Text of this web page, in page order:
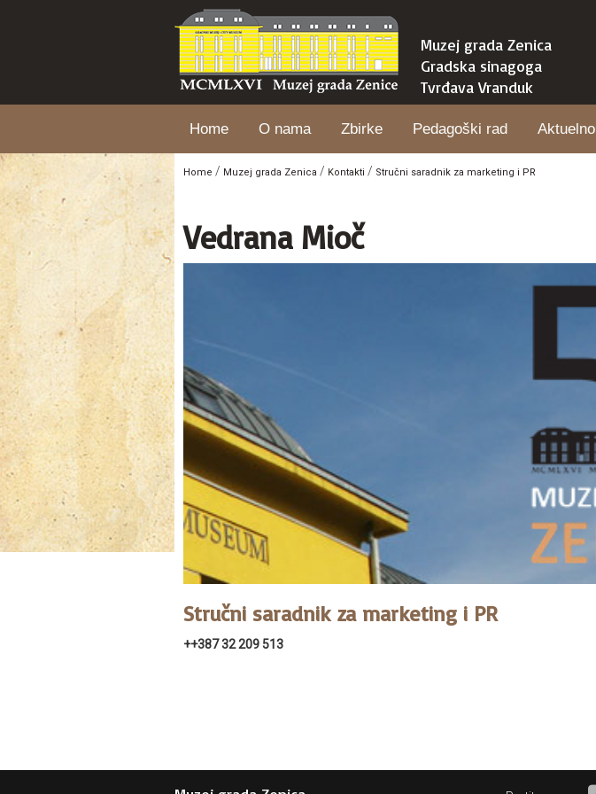
Muzej grada Zenica
Gradska sinagoga
Tvrđava Vranduk
Home O nama Zbirke Pedagoški rad Aktuelno
Home / Muzej grada Zenica / Kontakti / Stručni saradnik za marketing i PR
Vedrana Mioč
Stručni saradnik za marketing i PR
++387 32 209 513